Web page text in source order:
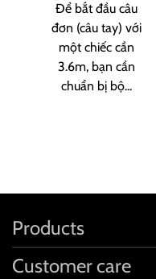
Để bắt đầu câu
đơn (câu tay) với
một chiếc cần
3.6m, bạn cần
chuẩn bị bộ...
Products
Customer care